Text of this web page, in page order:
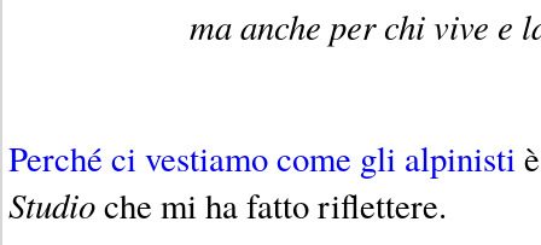
ma anche per chi vive e
Perché ci vestiamo come gli alpinisti
Studioche mi ha fatto riflettere.